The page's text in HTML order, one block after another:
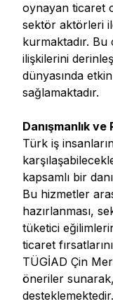
oynayan ticaret
sektör aktörleri
kurmaktadır. Bu
ilişkilerini
dünyasında
sağlamaktadır.
Danışmanlık
Türk iş
kapsamlı bir
Bu hizmetler
hazırlanması,
tüketici
ticaret
TÜGİAD Çin
öneriler sunarak,
desteklemektedir.